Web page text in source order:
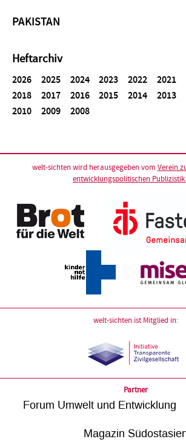
PAKISTAN
Heftarchiv
2026 2025 2024 2023 2022 2021
2018
2017 2016 2015 2014 2013
2010
2009 2008
welt-sichten wird herausgegeben vom Verein
entwicklungspolitischen Publizistik
welt-sichten ist Mitglied in:
Partner
Forum Umwelt und Entwicklung
Magazin